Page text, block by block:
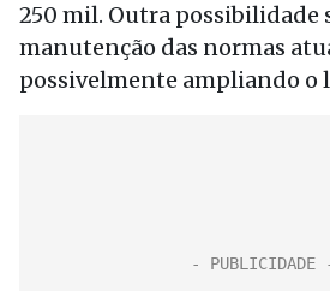
250 mil. Outra possibilidade
manutenção das normas
possivelmente ampliando o